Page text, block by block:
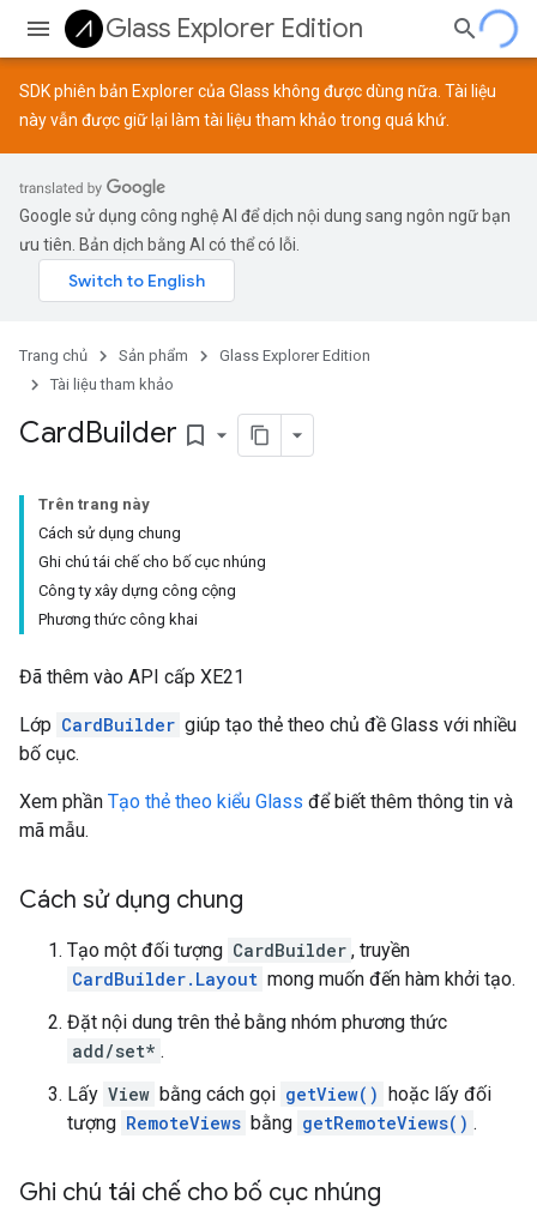
Glass Explorer Edition
SDK phiên bản Explorer của Glass không được dùng nữa. Tài liệu
này vẫn được giữ lại làm tài liệu tham khảo trong quá khứ.
Google sử dụng công nghệ AI để dịch nội dung sang ngôn ngữ bạn
ưu tiên. Bản dịch bằng AI có thể có lỗi.
Trang chủ Sản phẩm
Glass Explorer Edition
Tài liệu tham khảo
CardBuilder bookmark_border
Trên trang này
Cách sử dụng chung
Ghi chú tái chế cho bố cục nhúng
Công ty xây dựng công cộng
Phương thức công khai
Đã thêm vào API cấp XE21
Lớp CardBuilder giúp tạo thẻ theo chủ đề Glass với nhiều
bố cục.
Xem phần Tạo thẻ theo kiểu Glass để biết thêm thông tin và
mã mẫu.
Cách sử dụng chung
Tạo một đối tượng CardBuilder , truyền
CardBuilder.Layout mong muốn đến hàm khởi tạo.
Đặt nội dung trên thẻ bằng nhóm phương thức
add/set* .
Lấy View bằng cách gọi getView() hoặc lấy đối
tượng RemoteViews bằng getRemoteViews() .
Ghi chú tái chế cho bố cục nhúng